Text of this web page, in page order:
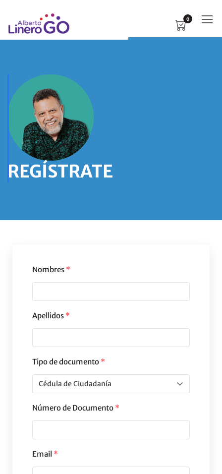
0
REGÍSTRATE
Nombres *
Apellidos *
Tipo de documento *
Número de Documento *
Email *